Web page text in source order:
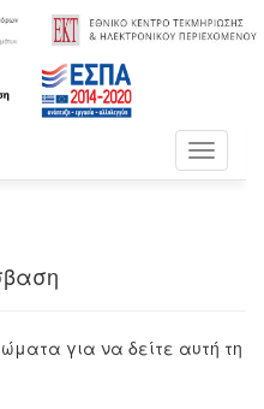
Toggle
για να δείτε αυτή τη